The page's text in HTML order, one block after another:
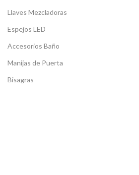
Llaves Mezcladoras
Espejos LED
Accesorios Baño
Manijas de Puerta
Bisagras